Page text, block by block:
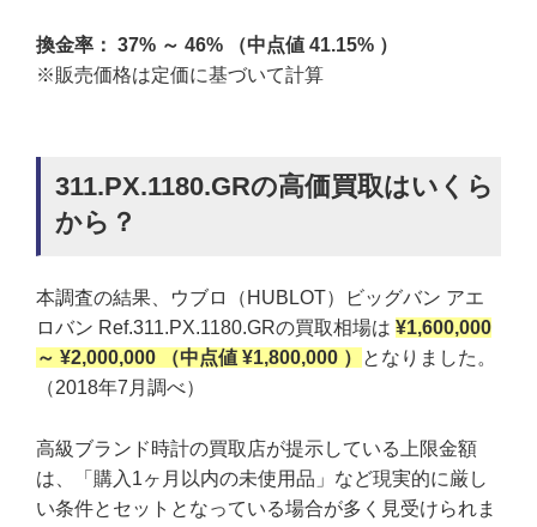
換金率： 37% ～ 46% （中点値 41.15% ）
※販売価格は定価に基づいて計算
311.PX.1180.GRの高価買取はいくら
から？
本調査の結果、ウブロ（HUBLOT）ビッグバン アエ
ロバン Ref.311.PX.1180.GRの買取相場は ¥1,600,000
～ ¥2,000,000 （中点値 ¥1,800,000 ）
となりました。
（2018年7月調べ）
高級ブランド時計の買取店が提示している上限金額
は、「購入1ヶ月以内の未使用品」など現実的に厳し
い条件とセットとなっている場合が多く見受けられま